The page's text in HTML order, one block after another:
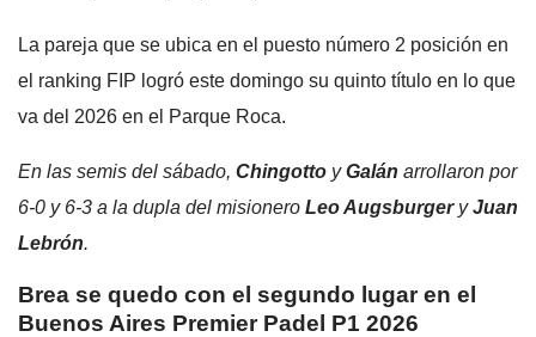
La pareja que se ubica en el puesto número 2 posición en
el ranking FIP logró este domingo su quinto título en lo que
va del 2026 en el Parque Roca.
En las semis del sábado, Chingotto yGalán arrollaron por
6-0 y 6-3 a la dupla del misionero Leo Augsburger yJuan
Lebrón.
Brea se quedo con el segundo lugar en el
Buenos Aires Premier Padel P1 2026